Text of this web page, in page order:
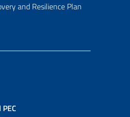
and Resilience Plan
PEC